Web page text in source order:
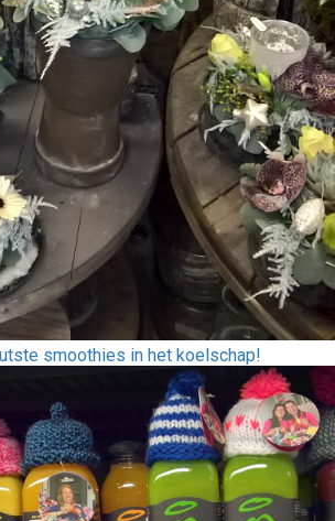
smoothies in het koelschap!